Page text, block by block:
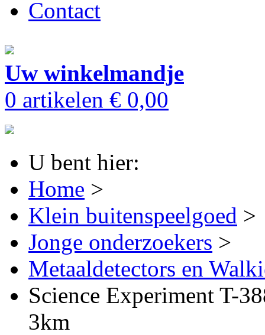
Contact
Uw winkelmandje
0 artikelen € 0,00
U bent hier:
Home >
Klein buitenspeelgoed >
Jonge onderzoekers >
Metaaldetectors en
Science Experiment T-
3km